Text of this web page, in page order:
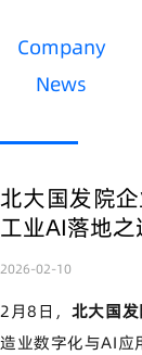
Company
News
北大国发院
工业AI落地之
2026-02-10
2月8日， 北大国
造业数字化与AI应